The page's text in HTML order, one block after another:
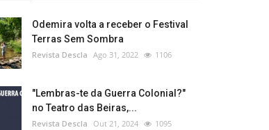
Odemira volta a receber o Festival
Terras Sem Sombra
Revista Descla Ago 31, 2022 1106
"Lembras-te da Guerra Colonial?"
no Teatro das Beiras,...
Revista Descla Out 21, 2024 1095